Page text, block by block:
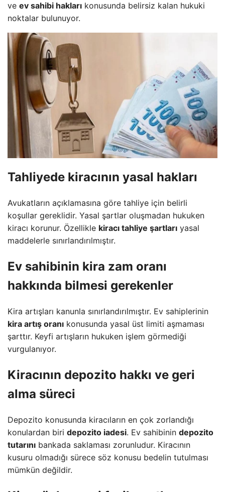
ve ev sahibi hakları konusunda belirsiz kalan hukuki
noktalar bulunuyor.
Tahliyede kiracının yasal hakları
Avukatların açıklamasına göre tahliye için belirli
koşullar gereklidir. Yasal şartlar oluşmadan hukuken
kiracı korunur. Özellikle kiracı tahliye şartları yasal
maddelerle sınırlandırılmıştır.
Ev sahibinin kira zam oranı
hakkında bilmesi gerekenler
Kira artışları kanunla sınırlandırılmıştır. Ev sahiplerinin
kira artış oranı konusunda yasal üst limiti aşmaması
şarttır. Keyfi artışların hukuken işlem görmediği
vurgulanıyor.
Kiracının depozito hakkı ve geri
alma süreci
Depozito konusunda kiracıların en çok zorlandığı
konulardan biri depozito iadesi. Ev sahibinin depozito
tutarını bankada saklaması zorunludur. Kiracının
kusuru olmadığı sürece söz konusu bedelin tutulması
mümkün değildir.